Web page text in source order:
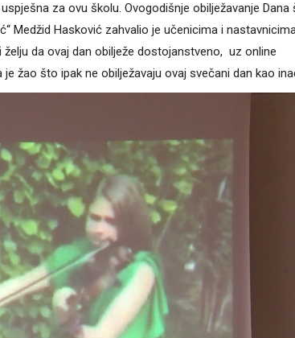
za ovu školu. Ovogodišnje obilježavanje Dana
Medžid Hasković zahvalio je učenicima i
da ovaj dan obilježe dostojanstveno, uz online
žao što ipak ne obilježavaju ovaj svečani dan kao